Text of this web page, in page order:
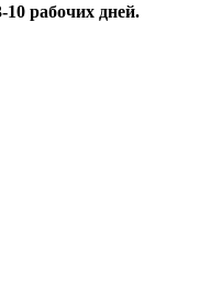
10 рабочих дней.